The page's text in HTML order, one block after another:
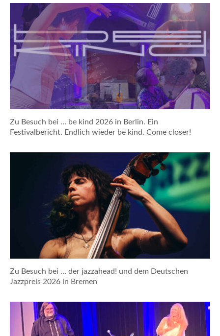
Zu Besuch bei … be kind 2026 in Berlin. Ein
Festivalbericht. Endlich wieder be kind. Come closer!
Zu Besuch bei … der jazzahead! und dem Deutschen
Jazzpreis 2026 in Bremen